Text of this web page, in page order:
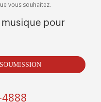
vous souhaitez.
musique pour